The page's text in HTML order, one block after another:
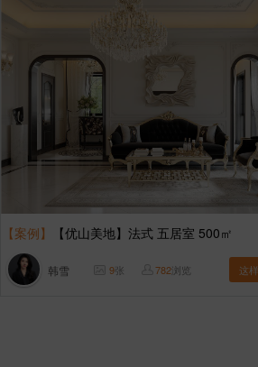
【案例】 【优山美地】法式 五居室 500㎡
韩雪 9张 782浏览 这